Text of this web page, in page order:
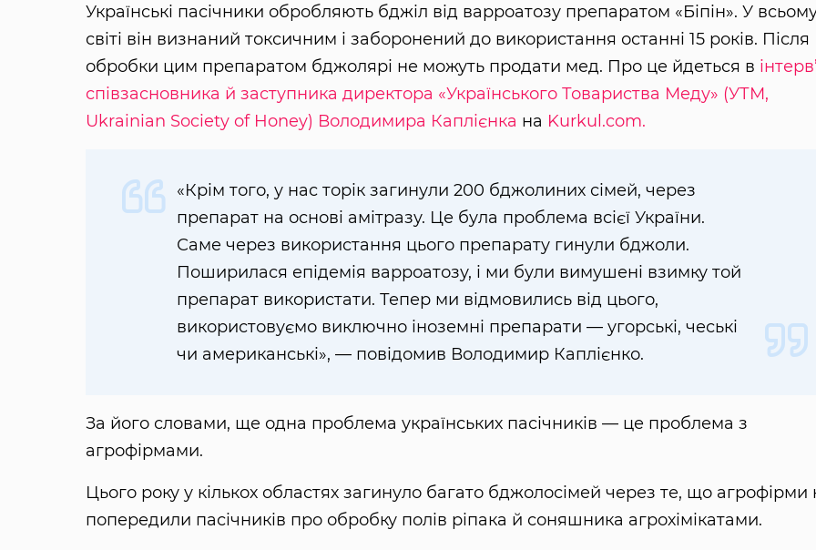
Українські пасічники обробляють бджіл від варроатозу препаратом «Біпін». У
світі він визнаний токсичним і заборонений до використання останні 15 років. Після
обробки цим препаратом бджолярі не можуть продати мед. Про це йдеться в
співзасновника й заступника директора «Українського Товариства Меду» (УТМ,
Ukrainian Society of Honey) Володимира Каплієнка на Kurkul.com.
«Крім того, у нас торік загинули 200 бджолиних сімей, через
препарат на основі амітразу. Це була проблема всієї України.
Саме через використання цього препарату гинули бджоли.
Поширилася епідемія варроатозу, і ми були вимушені взимку той
препарат використати. Тепер ми відмовились від цього,
використовуємо виключно іноземні препарати — угорські, чеські
чи американські», — повідомив Володимир Каплієнко.
За його словами, ще одна проблема українських пасічників — це проблема з
агрофірмами.
Цього року у кількох областях загинуло багато бджолосімей через те, що агрофірми
попередили пасічників про обробку полів ріпака й соняшника агрохімікатами.